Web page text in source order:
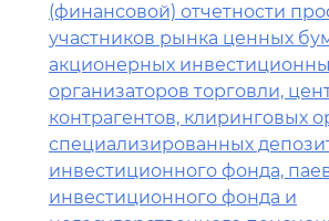
(финансовой) отчетности
участников рынка ценных
акционерных
организаторов торговли,
контрагентов, клиринговых
специализированных
инвестиционного фонда,
инвестиционного фонда и